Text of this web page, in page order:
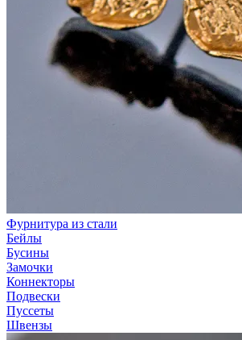
Фурнитура из стали
Бейлы
Бусины
Замочки
Коннекторы
Подвески
Пуссеты
Швензы